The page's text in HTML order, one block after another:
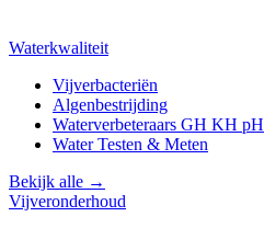
Waterkwaliteit
Vijverbacteriën
Algenbestrijding
Waterverbeteraars GH KH pH
Water Testen & Meten
Bekijk alle →
Vijveronderhoud